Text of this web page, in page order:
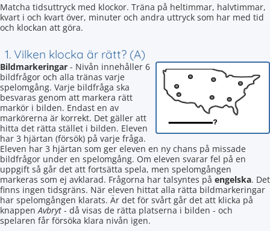
Matcha tidsuttryck med klockor. Träna på heltimmar, halvtimmar,
kvart i och kvart över, minuter och andra uttryck som har med tid
och klockan att göra.
1. Vilken klocka är rätt? (A)
Bildmarkeringar - Nivån innehåller 6
bildfrågor och alla tränas varje
spelomgång. Varje bildfråga ska
besvaras genom att markera rätt
markör i bilden. Endast en av
markörerna är korrekt. Det gäller att
hitta det rätta stället i bilden. Eleven
har 3 hjärtan (försök) på varje fråga.
Eleven har 3 hjärtan som ger eleven en ny chans på missade
bildfrågor under en spelomgång. Om eleven svarar fel på en
uppgift så går det att fortsätta spela, men spelomgången
markeras som ej avklarad. Frågorna har talsyntes på engelska. Det
finns ingen tidsgräns. När eleven hittat alla rätta bildmarkeringar
har spelomgången klarats. Är det för svårt går det att klicka på
knappenAvbryt - då visas de rätta platserna i bilden - och
spelaren får försöka klara nivån igen.